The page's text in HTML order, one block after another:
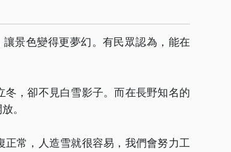
景色變得更夢幻。有民眾認為，能在
，卻不見白雪影子。而在長野知名的
。
常，人造雪就很容易，我們會努力工